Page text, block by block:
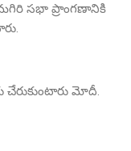
సభా ప్రాంగణానికి
చేరుకుంటారు మోదీ.